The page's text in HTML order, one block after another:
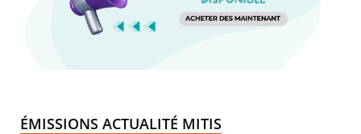
ÉMISSIONS ACTUALITÉ MITIS